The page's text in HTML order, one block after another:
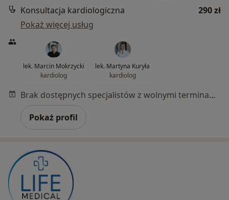
Konsultacja kardiologiczna
290 zł
Pokaż więcej usług
lek. Marcin Mokrzycki
kardiolog
lek. Martyna Kuryła
kardiolog
Brak dostępnych specjalistów z wolnymi terminami w tym centrum medycznym.
Pokaż profil